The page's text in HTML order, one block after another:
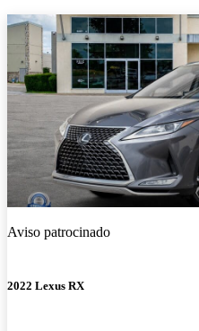
Aviso patrocinado
2022 Lexus RX